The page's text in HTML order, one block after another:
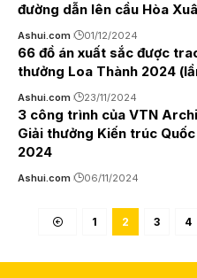
đường dẫn lên cầu Hòa
Ashui.com 01/12/2024
66 đồ án xuất sắc được
thưởng Loa Thành 2024
Ashui.com 23/11/2024
3 công trình của VTN
Giải thưởng Kiến trúc
2024
Ashui.com 06/11/2024
1 2 3 4